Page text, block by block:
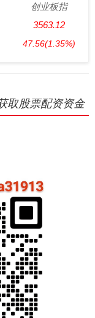
创业板指
3563.12
47.56(1.35%)
取股票配资资金